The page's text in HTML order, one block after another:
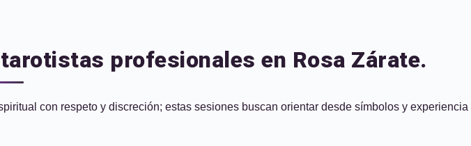
profesionales en Rosa Zárate.
con respeto y discreción; estas sesiones buscan orientar desde símbolos y experiencia